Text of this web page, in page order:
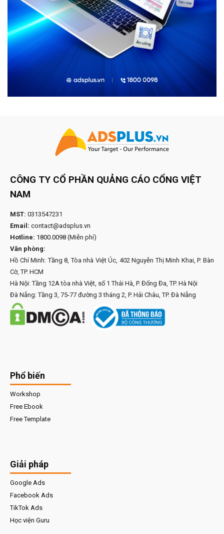
CÔNG TY CỔ PHẦN QUẢNG CÁO CỔNG VIỆT
NAM
MST: 0313547231
Email: contact@adsplus.vn
Hotline: 1800.0098 (Miễn phí)
Văn phòng:
Hồ Chí Minh: Tầng 8, Tòa nhà Việt Úc, 402 Nguyễn Thị Minh Khai, P. Bàn
Cờ, TP. HCM
Hà Nội: Tầng 12A tòa nhà Việt, số 1 Thái Hà, P. Đống Đa, TP. Hà Nội
Đà Nẵng: Tầng 3, 75-77 đường 3 tháng 2, P. Hải Châu, TP. Đà Nẵng
Phổ biến
Workshop
Free Ebook
Free Template
Giải pháp
Google Ads
Facebook Ads
TikTok Ads
Học viện Guru